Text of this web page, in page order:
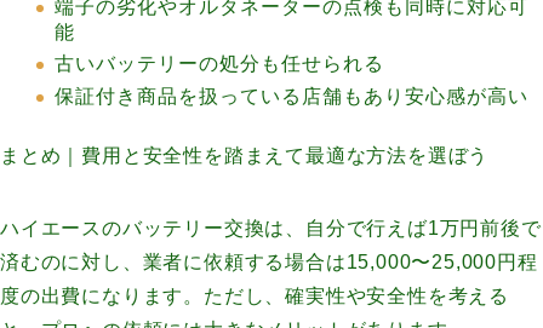
端子の劣化やオルタネーターの点検も同時に対応可
能
古いバッテリーの処分も任せられる
保証付き商品を扱っている店舗もあり安心感が高い
まとめ｜費用と安全性を踏まえて最適な方法を選ぼう
ハイエースのバッテリー交換は、自分で行えば1万円前後で
済むのに対し、業者に依頼する場合は15,000〜25,000円程
度の出費になります。ただし、確実性や安全性を考える